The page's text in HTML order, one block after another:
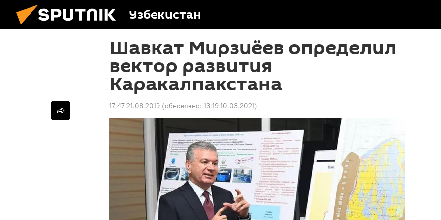
Узбекистан
Шавкат Мирзиёев определил
вектор развития
Каракалпакстана
17:47 21.08.2019 (обновлено: 13:19 10.03.2021)